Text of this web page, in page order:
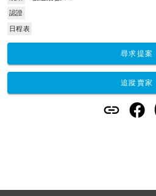
認證
日程表
尋求提案
追蹤賣家